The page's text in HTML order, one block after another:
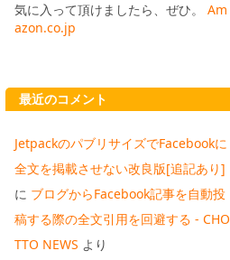
気に入って頂けましたら、ぜひ。 Am
azon.co.jp
最近のコメント
JetpackのパブリサイズでFacebookに
全文を掲載させない改良版[追記あり]
に ブログからFacebook記事を自動投
稿する際の全文引用を回避する - CHO
TTO NEWS より